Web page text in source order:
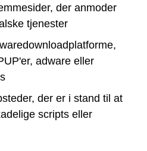
der anmoder
tjenester
adware eller
der er i stand til at
scripts eller